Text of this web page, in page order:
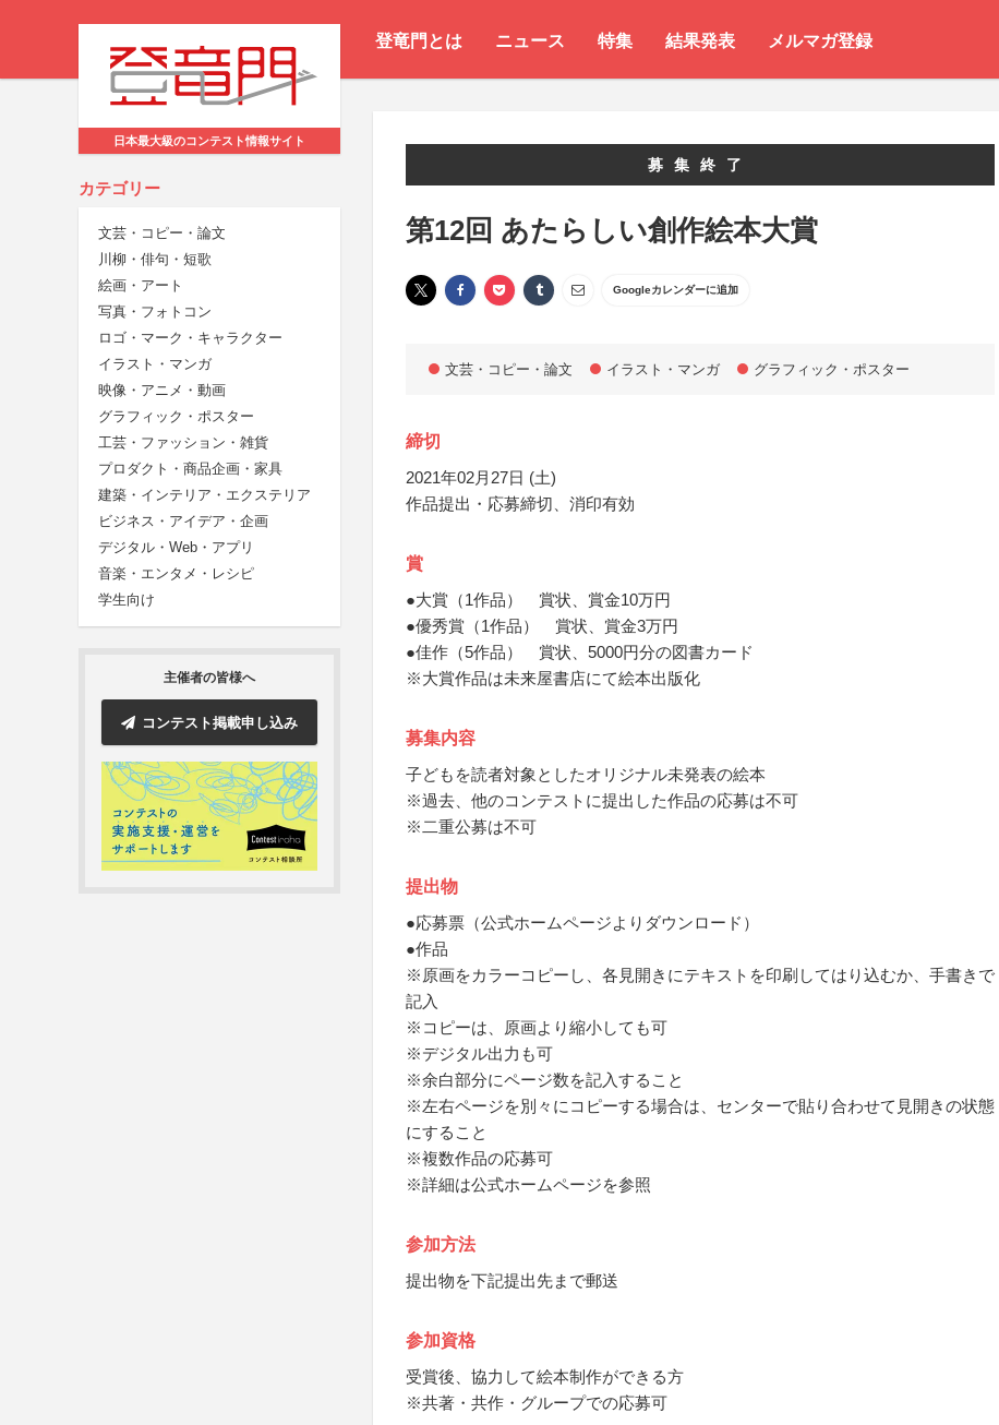
登竜門とは ニュース 特集 結果発表 メルマガ登録
日本最大級のコンテスト情報サイト
カテゴリー
文芸・コピー・論文
川柳・俳句・短歌
絵画・アート
写真・フォトコン
ロゴ・マーク・キャラクター
イラスト・マンガ
映像・アニメ・動画
グラフィック・ポスター
工芸・ファッション・雑貨
プロダクト・商品企画・家具
建築・インテリア・エクステリア
ビジネス・アイデア・企画
デジタル・Web・アプリ
音楽・エンタメ・レシピ
学生向け
主催者の皆様へ
コンテスト掲載申し込み
募集終了
第12回 あたらしい創作絵本大賞
Googleカレンダーに追加
文芸・コピー・論文 イラスト・マンガ グラフィック・ポスター
締切
2021年02月27日 (土)
作品提出・応募締切、消印有効
賞
●大賞（1作品） 賞状、賞金10万円
●優秀賞（1作品） 賞状、賞金3万円
●佳作（5作品） 賞状、5000円分の図書カード
※大賞作品は未来屋書店にて絵本出版化
募集内容
子どもを読者対象としたオリジナル未発表の絵本
※過去、他のコンテストに提出した作品の応募は不可
※二重公募は不可
提出物
●応募票（公式ホームページよりダウンロード）
●作品
※原画をカラーコピーし、各見開きにテキストを印刷してはり込むか、手書きで
記入
※コピーは、原画より縮小しても可
※デジタル出力も可
※余白部分にページ数を記入すること
※左右ページを別々にコピーする場合は、センターで貼り合わせて見開きの状態
にすること
※複数作品の応募可
※詳細は公式ホームページを参照
参加方法
提出物を下記提出先まで郵送
参加資格
受賞後、協力して絵本制作ができる方
※共著・共作・グループでの応募可